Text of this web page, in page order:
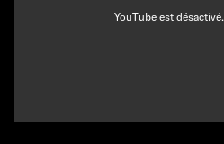
YouTube est désactivé.